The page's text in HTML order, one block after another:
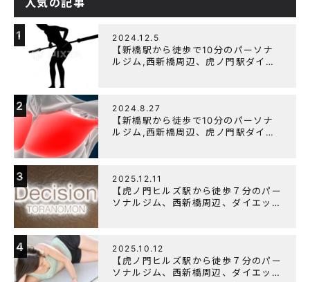
人気の記事
1 2024.12.5
【新橋駅から徒歩で10分のパーソナ
ルジム,西新橋周辺、虎ノ門駅ダイエ
2 2024.8.27
【新橋駅から徒歩で10分のパーソナ
ルジム,西新橋周辺、虎ノ門駅ダイエ
3 2025.12.11
【虎ノ門ヒルズ駅から徒歩７分のパー
ソナルジム、西新橋周辺、ダイエット
4 2025.10.12
【虎ノ門ヒルズ駅から徒歩７分のパー
ソナルジム、西新橋周辺、ダイエット